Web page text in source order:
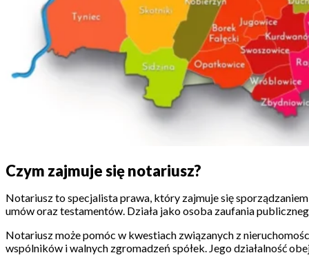
Czym zajmuje się notariusz?
Notariusz to specjalista prawa, który zajmuje się
umów oraz testamentów. Działa jako osoba zaufania
Notariusz może pomóc w kwestiach związanych z
wspólników i walnych zgromadzeń spółek. Jego działalność